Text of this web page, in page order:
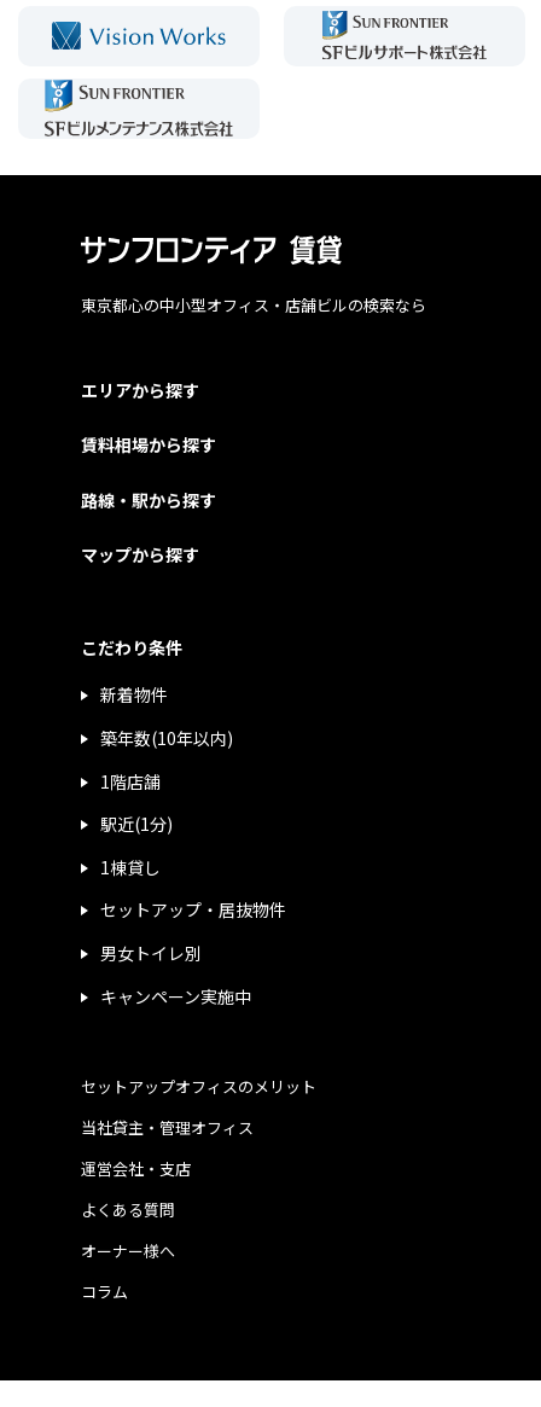
東京都心の中小型オフィス・店舗ビルの検索なら
エリアから探す
賃料相場から探す
路線・駅から探す
マップから探す
こだわり条件
新着物件
築年数(10年以内)
1階店舗
駅近(1分)
1棟貸し
セットアップ・居抜物件
男女トイレ別
キャンペーン実施中
運営会社・支店
よくある質問
当社貸主・管理オフィス
オーナー様へ
コラム
セットアップオフィスのメリット